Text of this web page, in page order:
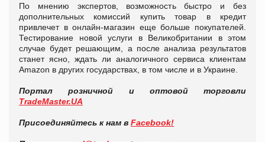
По мнению экспертов, возможность быстро и без
дополнительных комиссий купить товар в кредит
привлечет в онлайн-магазин еще больше покупателей.
Тестирование новой услуги в Великобритании в этом
случае будет решающим, а после анализа результатов
станет ясно, ждать ли аналогичного сервиса клиентам
Amazon в других государствах, в том числе и в Украине.
Портал розничной и оптовой торговли
TradeMaster.UA
Присоединяйтесь к нам в Facebook!